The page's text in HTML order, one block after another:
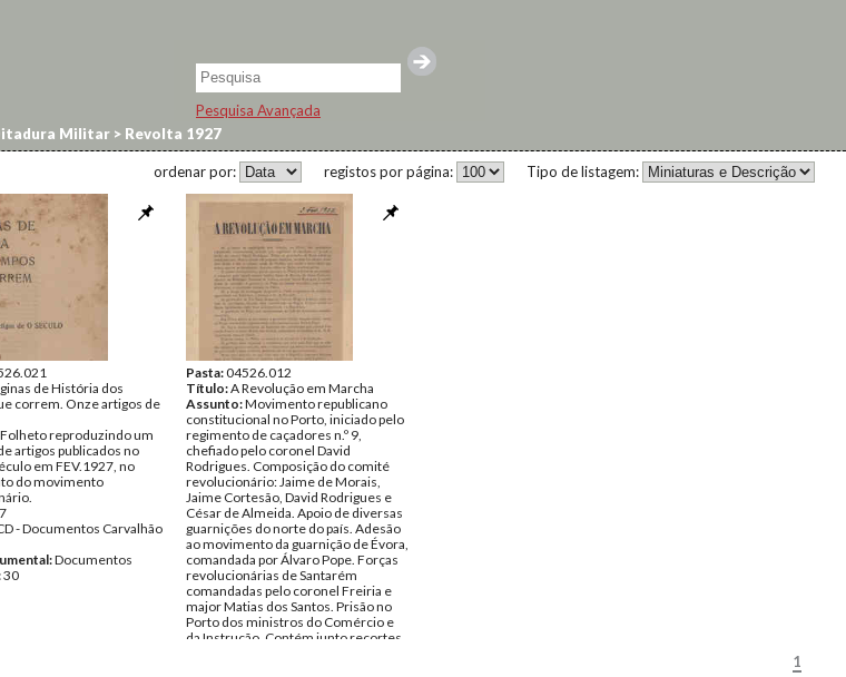
Pesquisa Avançada
Militar > Revolta 1927
Tipo de listagem:
registos por página:
ordenar por:
de História dos
correm. Onze artigos de
Folheto reproduzindo um
artigos publicados no
em FEV.1927, no
do movimento
- Documentos Carvalhão
Documentos
30
Pasta:04526.012
Título:A Revolução em Marcha
Assunto:Movimento republicano
constitucional no Porto, iniciado pelo
regimento de caçadores n.º 9,
chefiado pelo coronel David
Rodrigues. Composição do comité
revolucionário: Jaime de Morais,
Jaime Cortesão, David Rodrigues e
César de Almeida. Apoio de diversas
guarnições do norte do país. Adesão
ao movimento da guarnição de Évora,
comandada por Álvaro Pope. Forças
revolucionárias de Santarém
comandadas pelo coronel Freiria e
major Matias dos Santos. Prisão no
Porto dos ministros do Comércio e
da Instrução. Contém junto recortes
1